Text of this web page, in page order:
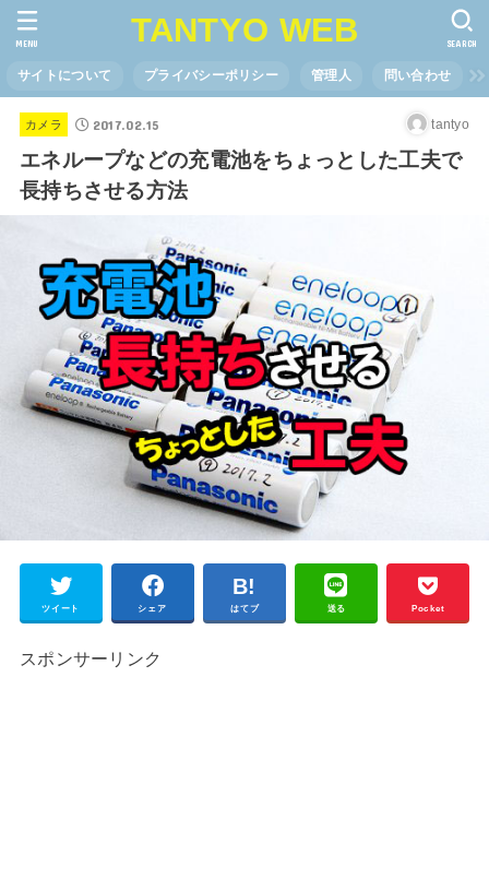
TANTYO WEB
サイトについて プライバシーポリシー 管理人 問い合わせ
SEARCH
MENU
カメラ 2017.02.15 tantyo
エネループなどの充電池をちょっとした工夫で
長持ちさせる方法
ツイート シェア はてブ 送る Pocket
スポンサーリンク